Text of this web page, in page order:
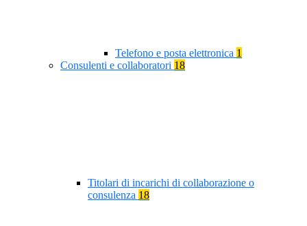
Telefono e posta elettronica 1
Consulenti e collaboratori 18
Titolari di incarichi di collaborazione o
consulenza 18